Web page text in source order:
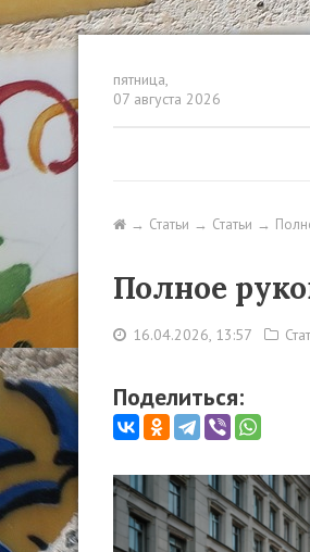
пятница,
07 августа 2026
Статьи Статьи
Полное
16.04.2026, 13:57
Поделиться: